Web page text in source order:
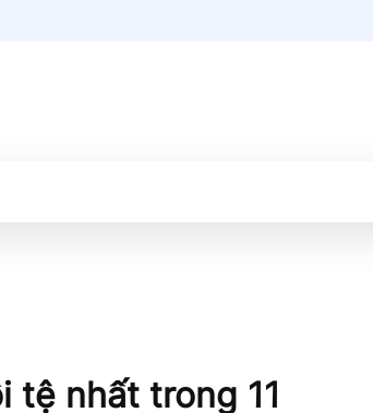
tệ nhất trong 11